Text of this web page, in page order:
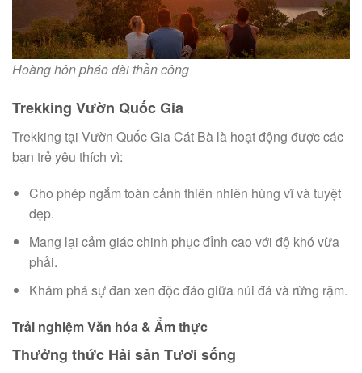
Hoàng hôn pháo đài thần công
Trekking Vườn Quốc Gia
Trekking tại Vườn Quốc Gia Cát Bà là hoạt động được các
bạn trẻ yêu thích vì:
Cho phép ngắm toàn cảnh thiên nhiên hùng vĩ và tuyệt
đẹp.
Mang lại cảm giác chinh phục đỉnh cao với độ khó vừa
phải.
Khám phá sự đan xen độc đáo giữa núi đá và rừng rậm.
Trải nghiệm Văn hóa & Ẩm thực
Thưởng thức Hải sản Tươi sống